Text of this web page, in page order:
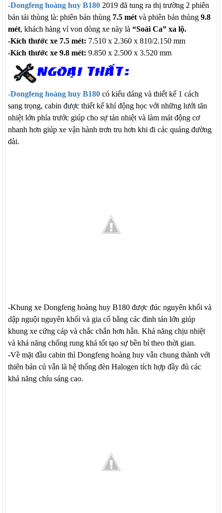
-Dongfeng hoàng huy B180 2019 đã tung ra thị trường 2 phiên
bản tải thùng là: phiên bản thùng 7.5 mét và phiên bản thùng9.8
mét, khách hàng ví von dòng xe này là “Soái Ca” xa lộ.
-Kích thước xe 7.5 mét: 7.510 x 2.360 x 810/2.150 mm
-Kích thước xe 9.8 mét:9.850 x 2.500 x 3.520 mm
-Dongfeng hoàng huy B180 có kiểu dáng và thiết kế 1 cách
sang trọng, cabin được thiết kế khí động học với những lưới tãn
nhiệt lớn phía trước giúp cho sự tản nhiệt và làm mát động cơ
nhanh hơn giúp xe vận hành trơn tru hơn khi đi các quảng đường
dài.
-Khung xe Dongfeng hoàng huy B180 được đúc nguyên khối và
dập nguội nguyên khối và gia cố bằng các đinh tán lớn giúp
khung xe cứng cáp và chắc chắn hơn hẵn. Khả năng chịu nhiệt
và khả năng chống rung khá tốt tạo sự bền bỉ theo thời gian.
-Về mặt đầu cabin thì Dongfeng hoàng huy vẫn chung thành với
thiên bản củ vẫn là hệ thống đèn Halogen tích hợp đầy đủ các
khả năng chíu sáng cao.